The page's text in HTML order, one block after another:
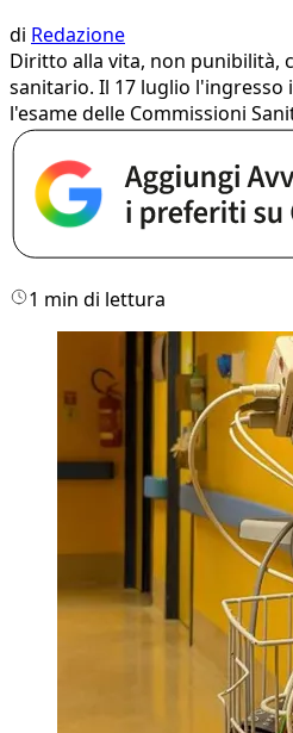
di Redazione
Diritto alla vita, non punibilità,
sanitario. Il 17 luglio l'ingresso
l'esame delle Commissioni
1 min di lettura